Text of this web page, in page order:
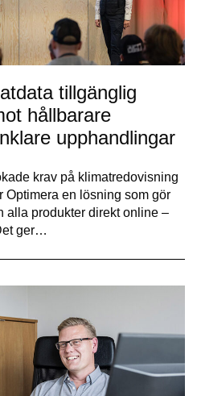
tillgänglig
hållbarare
upphandlingar
krav på klimatredovisning
Optimera en lösning som gör
alla produkter direkt online –
ger…